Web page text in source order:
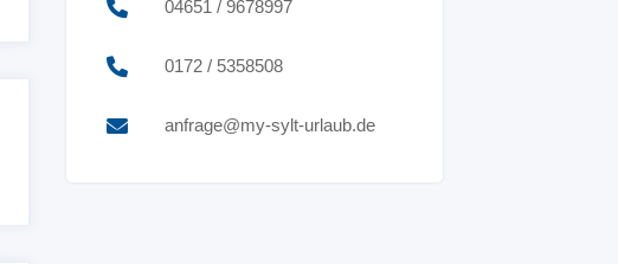
04651 / 9678997
0172 / 5358508
anfrage@my-sylt-urlaub.de